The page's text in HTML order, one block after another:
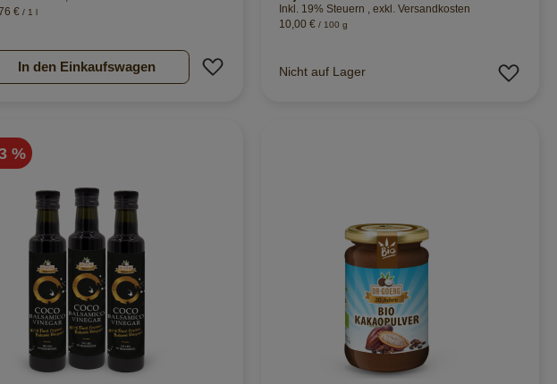
hinzufügen
€ / 1 l
In den Einkaufswagen
Inkl. 19% Steuern , exkl. Versandkosten
10,00 € / 100 g
Nicht auf Lager
%